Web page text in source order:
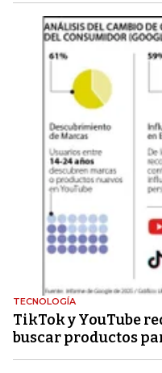
TECNOLOGÍA
TikTok y YouTube
buscar productos